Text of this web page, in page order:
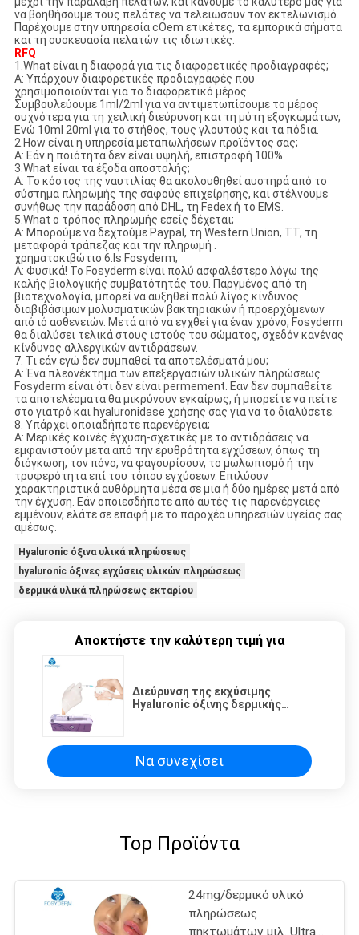
να βοηθήσουμε τους πελάτες να τελειώσουν τον εκτελωνισμό.
Παρέχουμε στην υπηρεσία cOem ετικέτες, τα εμπορικά σήματα
και τη συσκευασία πελατών τις ιδιωτικές.
RFQ
1.What είναι η διαφορά για τις διαφορετικές προδιαγραφές;
Α: Υπάρχουν διαφορετικές προδιαγραφές που
χρησιμοποιούνται για το διαφορετικό μέρος.
Συμβουλεύουμε 1ml/2ml για να αντιμετωπίσουμε το μέρος
συχνότερα για τη χειλική διεύρυνση και τη μύτη εξογκωμάτων,
Ενώ 10ml 20ml για το στήθος, τους γλουτούς και τα πόδια.
2.How είναι η υπηρεσία μεταπωλήσεων προϊόντος σας;
Α: Εάν η ποιότητα δεν είναι υψηλή, επιστροφή 100%.
3.What είναι τα έξοδα αποστολής;
Α: Το κόστος της ναυτιλίας θα ακολουθηθεί αυστηρά από το
σύστημα πληρωμής της σαφούς επιχείρησης, και στέλνουμε
συνήθως την παράδοση από DHL, τη Fedex ή το EMS.
5.What ο τρόπος πληρωμής εσείς δέχεται;
Α: Μπορούμε να δεχτούμε Paypal, τη Western Union, TT, τη
μεταφορά τράπεζας και την πληρωμή .
χρηματοκιβώτιο 6.Is Fosyderm;
Α: Φυσικά! Το Fosyderm είναι πολύ ασφαλέστερο λόγω της
καλής βιολογικής συμβατότητάς του. Παργμένος από τη
βιοτεχνολογία, μπορεί να αυξηθεί πολύ λίγος κίνδυνος
διαβιβάσιμων μολυσματικών βακτηριακών ή προερχόμενων
από ιό ασθενειών. Μετά από να εγχθεί για έναν χρόνο, Fosyderm
θα διαλύσει τελικά στους ιστούς του σώματος, σχεδόν κανένας
κίνδυνος αλλεργικών αντιδράσεων.
7. Τι εάν εγώ δεν συμπαθεί τα αποτελέσματά μου;
Α: Ένα πλεονέκτημα των επεξεργασιών υλικών πληρώσεως
Fosyderm είναι ότι δεν είναι permement. Εάν δεν συμπαθείτε
τα αποτελέσματα θα μικρύνουν εγκαίρως, ή μπορείτε να πείτε
στο γιατρό και hyaluronidase χρήσης σας για να το διαλύσετε.
8. Υπάρχει οποιαδήποτε παρενέργεια;
Α: Μερικές κοινές έγχυση-σχετικές με το αντιδράσεις να
εμφανιστούν μετά από την ερυθρότητα εγχύσεων, όπως τη
διόγκωση, τον πόνο, να φαγουρίσουν, το μωλωπισμό ή την
τρυφερότητα επί του τόπου εγχύσεων. Επιλύουν
χαρακτηριστικά αυθόρμητα μέσα σε μια ή δύο ημέρες μετά από
την έγχυση. Εάν οποιεσδήποτε από αυτές τις παρενέργειες
εμμένουν, ελάτε σε επαφή με το παροχέα υπηρεσιών υγείας σας
αμέσως.
Hyaluronic όξινα υλικά πληρώσεως
hyaluronic όξινες εγχύσεις υλικών πληρώσεως
δερμικά υλικά πληρώσεως εκταρίου
Αποκτήστε την καλύτερη τιμή για
Διεύρυνση της εκχύσιμης
Hyaluronic όξινης δερμικής
Να συνεχίσει
Top Προϊόντα
24mg/δερμικό υλικό
πληρώσεως
πηκτωμάτων μιλ. Ultra4